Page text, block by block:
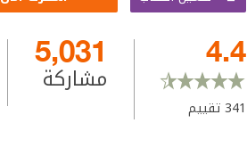
4.4
341تقييم
5,031
مشاركة